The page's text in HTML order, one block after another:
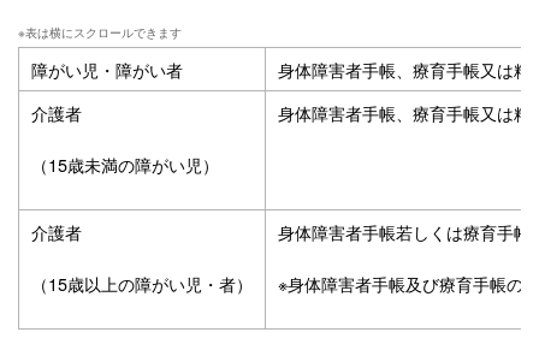
障がい児・障がい者
身体障害者手帳、療育手帳又は
介護者
（15歳未満の障がい児）
身体障害者手帳、療育手帳又は
介護者
（15歳以上の障がい児・者）
身体障害者手帳若しくは療育手
※身体障害者手帳及び療育手帳の